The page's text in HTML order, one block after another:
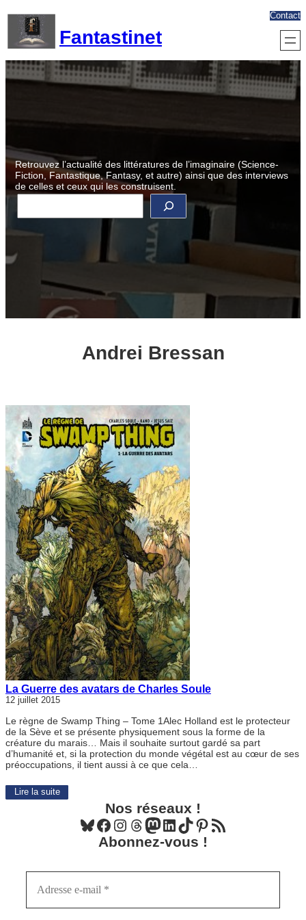
contenu
Fantastinet
Contact
Retrouvez l’actualité des littératures de l’imaginaire (Science-
Fiction, Fantastique, Fantasy, et autre) ainsi que des interviews
de celles et ceux qui les construisent.
R
c
h
r
c
Andrei Bressan
La Guerre des avatars de Charles Soule
12 juillet 2015
Le règne de Swamp Thing – Tome 1Alec Holland est le protecteur
de la Sève et se présente physiquement sous la forme de la
créature du marais… Mais il souhaite surtout gardé sa part
d’humanité et, si la protection du monde végétal est au cœur de ses
préoccupations, il tient aussi à ce que cela…
Lire la suite
Nos réseaux !
Bluesky Facebook Instagram Threads Mastodon LinkedIn TikTok Pinterest Flux RSS
Abonnez-vous !